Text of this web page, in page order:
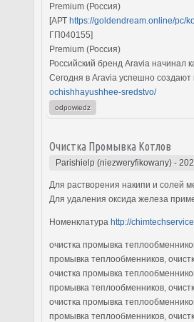
Premium (Россия)
[АРТ https://goldendream.online/pc/
ГП040155]
Premium (Россия)
Российский бренд Aravia начинал
Сегодня в Aravia успешно создают
ochishhayushhee-sredstvo/
odpowiedz
Очистка Промывка Котлов
Parishielp (niezweryfikowany) -
Для растворения накипи и солей
Для удаления оксида железа
Номенклатура http://
очистка промывка
промывка теплообменников,
очистка промывка
промывка теплообменников,
очистка промывка
промывка теплообменников,